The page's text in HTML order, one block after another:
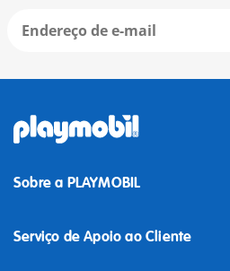
Sobre a PLAYMOBIL
Serviço de Apoio ao Cliente